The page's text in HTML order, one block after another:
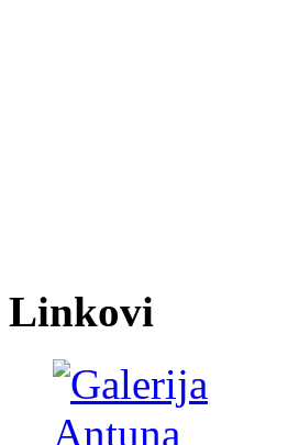
Linkovi